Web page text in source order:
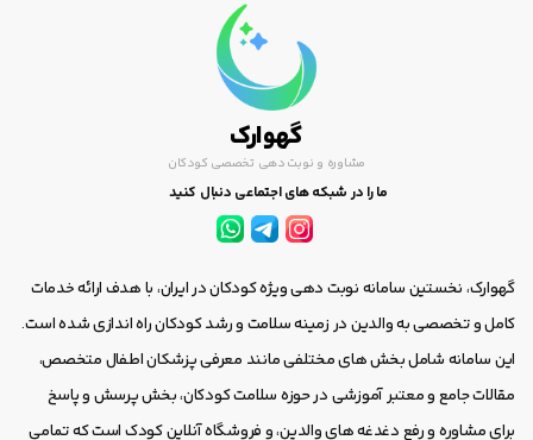
گهوارک
مشاوره و نوبت دهی تخصصی کودکان
ما را در شبکه های اجتماعی دنبال کنید
گهوارک، نخستین سامانه نوبت دهی ویژه کودکان در ایران، با هدف ارائه خدمات
کامل و تخصصی به والدین در زمینه سلامت و رشد کودکان راه اندازی شده است.
این سامانه شامل بخش های مختلفی مانند معرفی پزشکان اطفال متخصص،
مقالات جامع و معتبر آموزشی در حوزه سلامت کودکان، بخش پرسش و پاسخ
برای مشاوره و رفع دغدغه های والدین، و فروشگاه آنلاین کودک است که تمامی